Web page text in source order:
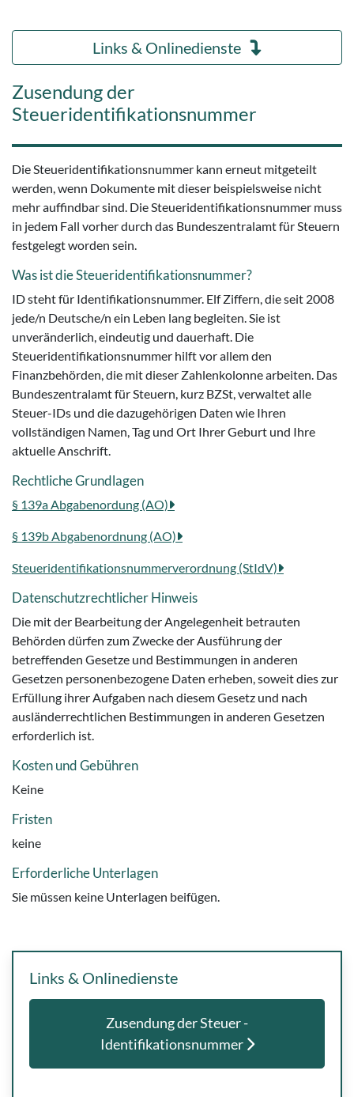
Links & Onlinedienste
Zusendung der
Steueridentifikationsnummer
Die Steueridentifikationsnummer kann erneut mitgeteilt
werden, wenn Dokumente mit dieser beispielsweise nicht
mehr auffindbar sind. Die Steueridentifikationsnummer muss
in jedem Fall vorher durch das Bundeszentralamt für Steuern
festgelegt worden sein.
Was ist die Steueridentifikationsnummer?
ID steht für Identifikationsnummer. Elf Ziffern, die seit 2008
jede/n Deutsche/n ein Leben lang begleiten. Sie ist
unveränderlich, eindeutig und dauerhaft. Die
Steueridentifikationsnummer hilft vor allem den
Finanzbehörden, die mit dieser Zahlenkolonne arbeiten. Das
Bundeszentralamt für Steuern, kurz BZSt, verwaltet alle
Steuer-IDs und die dazugehörigen Daten wie Ihren
vollständigen Namen, Tag und Ort Ihrer Geburt und Ihre
aktuelle Anschrift.
Rechtliche Grundlagen
§ 139a Abgabenordung (AO)
§ 139b Abgabenordnung (AO)
Steueridentifikationsnummerverordnung (StIdV)
Datenschutzrechtlicher Hinweis
Die mit der Bearbeitung der Angelegenheit betrauten
Behörden dürfen zum Zwecke der Ausführung der
betreffenden Gesetze und Bestimmungen in anderen
Gesetzen personenbezogene Daten erheben, soweit dies zur
Erfüllung ihrer Aufgaben nach diesem Gesetz und nach
ausländerrechtlichen Bestimmungen in anderen Gesetzen
erforderlich ist.
Kosten und Gebühren
Keine
Fristen
keine
Erforderliche Unterlagen
Sie müssen keine Unterlagen beifügen.
Links & Onlinedienste
Zusendung der Steuer -
Identifikationsnummer